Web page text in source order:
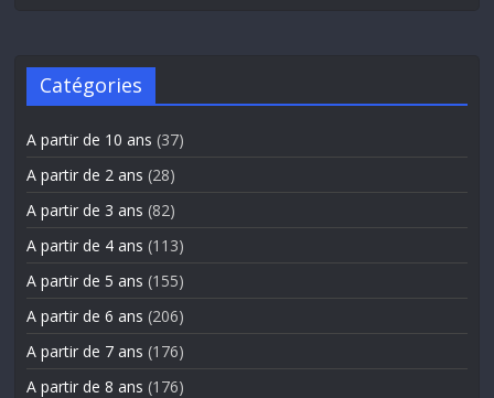
Catégories
A partir de 10 ans (37)
A partir de 2 ans (28)
A partir de 3 ans (82)
A partir de 4 ans (113)
A partir de 5 ans (155)
A partir de 6 ans (206)
A partir de 7 ans (176)
A partir de 8 ans (176)